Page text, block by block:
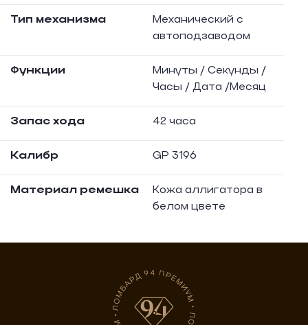
Тип механизма
Механический с
автоподзаводом
Функции
Минуты / Секунды /
Часы / Дата /Месяц
Запас хода 42 часа
Калибр GP 3196
Материал ремешка
Кожа аллигатора в
белом цвете